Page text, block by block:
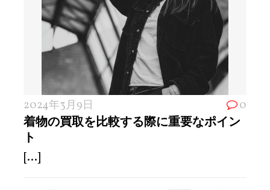
2024年3月9日 0
着物の買取を比較する際に重要なポイン
ト
[...]